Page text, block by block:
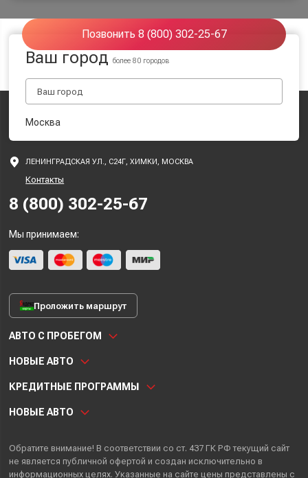
Позвонить 8 (800) 302-25-67
Ваш городболее 80 городов
Москва
ЛЕНИНГРАДСКАЯ УЛ., С24Г, ХИМКИ, МОСКВА
Контакты
8 (800) 302-25-67
Мы принимаем:
Проложить маршрут
АВТО С ПРОБЕГОМ
НОВЫЕ АВТО
КРЕДИТНЫЕ ПРОГРАММЫ
НОВЫЕ АВТО
Обратите внимание! В соответствии со ст. 437 ГК РФ текущий сайт
не является публичной офертой и создан исключительно в
информационных целях. Указанные на сайте цены представлены с